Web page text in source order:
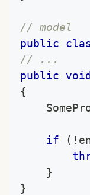
// model
public
// ...
public
void
{
if ( !
}
}